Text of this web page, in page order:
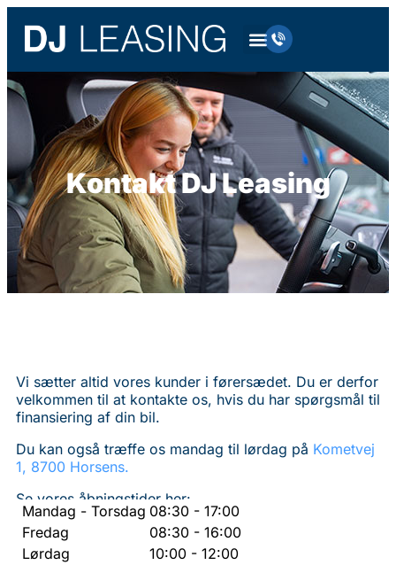
Kontakt DJ Leasing
Vi sætter altid vores kunder i førersædet. Du er derfor
velkommen til at kontakte os, hvis du har spørgsmål til
finansiering af din bil.
Du kan også træffe os mandag til lørdag på Kometvej
1, 8700 Horsens.
Se vores åbningstider her:
Mandag - Torsdag 08:30 - 17:00
Fredag
08:30 - 16:00
Lørdag
10:00 - 12:00